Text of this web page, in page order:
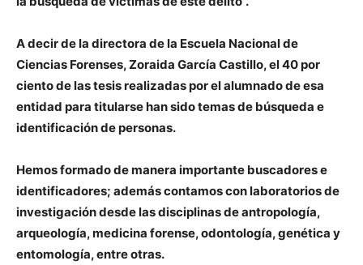
A decir de la directora de la Escuela Nacional de
Ciencias Forenses, Zoraida García Castillo, el 40 por
ciento de las tesis realizadas por el alumnado de esa
entidad para titularse han sido temas de búsqueda e
identificación de personas.
Hemos formado de manera importante buscadores e
identificadores; además contamos con laboratorios de
investigación desde las disciplinas de antropología,
arqueología, medicina forense, odontología, genética y
entomología, entre otras.